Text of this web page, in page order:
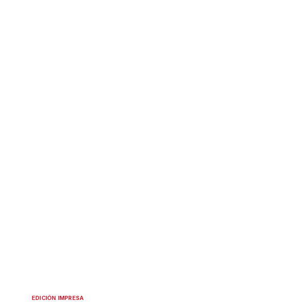
EDICIÓN IMPRESA